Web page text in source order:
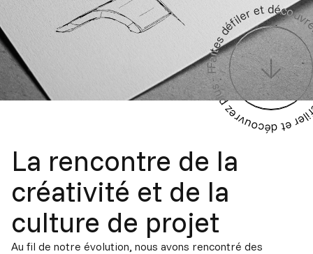
Faites défiler et découvrez plus - Faites défiler et découvrez
La rencontre de la
créativité et de la
culture de projet
Au fil de notre évolution, nous avons rencontré des